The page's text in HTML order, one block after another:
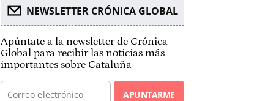
NEWSLETTER CRÓNICA GLOBAL
Apúntate a la newsletter de Crónica
Global para recibir las noticias más
importantes sobre Cataluña
APUNTARME